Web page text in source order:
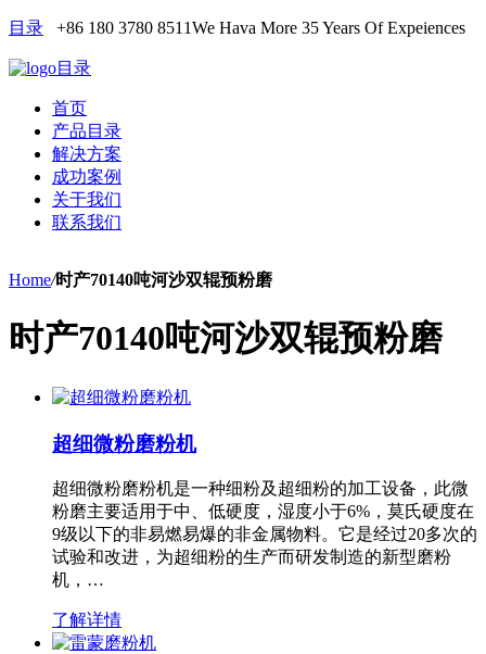
目录 +86 180 3780 8511We Hava More 35 Years Of Expeiences
目录
首页
产品目录
解决方案
成功案例
关于我们
联系我们
Home/时产70140吨河沙双辊预粉磨
时产70140吨河沙双辊预粉磨
超细微粉磨粉机
超细微粉磨粉机是一种细粉及超细粉的加工设备，此微
粉磨主要适用于中、低硬度，湿度小于6%，莫氏硬度在
9级以下的非易燃易爆的非金属物料。它是经过20多次的
试验和改进，为超细粉的生产而研发制造的新型磨粉
机，…
了解详情